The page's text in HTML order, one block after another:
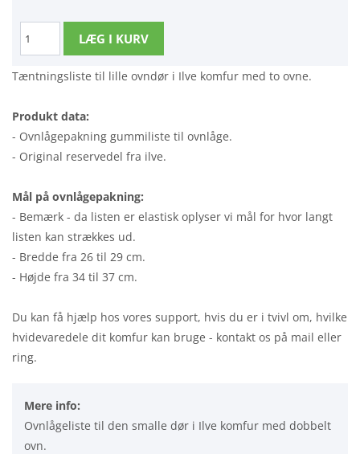
Tæntningsliste til lille ovndør i Ilve komfur med to ovne.
Produkt data:
- Ovnlågepakning gummiliste til ovnlåge.
- Original reservedel fra ilve.
Mål på ovnlågepakning:
- Bemærk - da listen er elastisk oplyser vi mål for hvor langt
listen kan strækkes ud.
- Bredde fra 26 til 29 cm.
- Højde fra 34 til 37 cm.
Du kan få hjælp hos vores support, hvis du er i tvivl om, hvilke
hvidevaredele dit komfur kan bruge - kontakt os på mail eller
ring.
Mere info:
Ovnlågeliste til den smalle dør i Ilve komfur med dobbelt
ovn.